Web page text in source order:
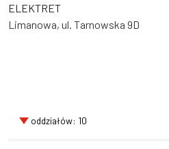
ELEKTRET
Limanowa, ul. Tarnowska 9D
oddziałów: 10